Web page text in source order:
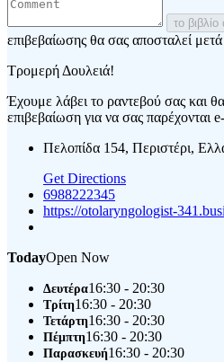
το βιβλίο
επιβεβαίωσης θα σας αποσταλεί
Τρομερή Δουλειά!
Έχουμε λάβει το ραντεβού σας και
επιβεβαίωση για να σας παρέχονται
Πελοπίδα 154, Περιστέρι,
Get Directions
6988222345
https://otolaryngologist-
TodayOpen Now
Δευτέρα16:30 - 20:30
Τρίτη16:30 - 20:30
Τετάρτη16:30 - 20:30
Πέμπτη16:30 - 20:30
Παρασκευή16:30 - 20:30